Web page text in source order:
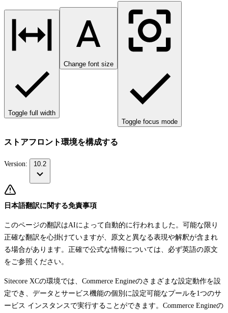
Toggle full width
Change font size
Toggle focus mode
ストアフロント環境を構成する
Version: 10.2
日本語翻訳に関する免責事項
このページの翻訳はAIによって自動的に行われました。可能な限り
正確な翻訳を心掛けていますが、原文と異なる表現や解釈が含まれ
る場合があります。正確で公式な情報については、必ず英語の原文
をご参照ください。
Sitecore XCの環境では、Commerce Engineのさまざまな設定動作を設
定でき、データとサービス機能の個別に設定可能なプールを1つのサ
ービス インスタンスで実行することができます。Commerce Engineの